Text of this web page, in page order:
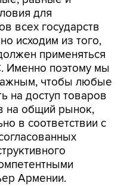
для
всех государств
исходим из того,
применяться
Именно поэтому мы
чтобы любые
на доступ товаров
на общий рынок,
в соответствии с
Армении.